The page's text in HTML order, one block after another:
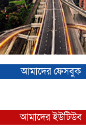
আমাদের ফেসবুক
আমাদের ইউটিউব